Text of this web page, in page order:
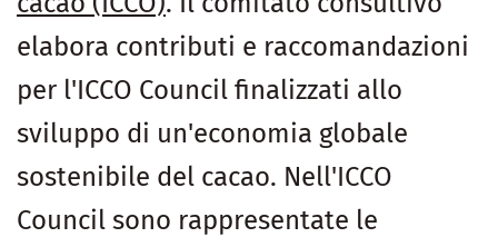
elabora contributi e raccomandazioni
per l'ICCO Council finalizzati allo
sviluppo di un'economia globale
sostenibile del cacao. Nell'ICCO
Council sono rappresentate le